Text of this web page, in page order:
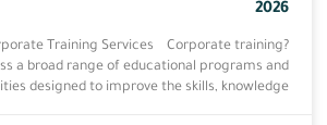
2026
Training Services Corporate training
a broad range of educational programs and
designed to improve the skills, knowledge,